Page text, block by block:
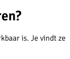
is. Je vindt ze